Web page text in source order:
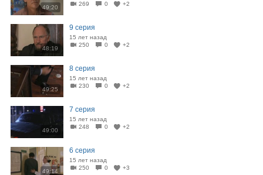
49:20
269
0 +2
48:19
9 серия
15 лет назад
250
0 +2
49:25
8 серия
15 лет назад
230
0 +2
49:00
7 серия
15 лет назад
248
0 +2
49:14
6 серия
15 лет назад
250
0 +3